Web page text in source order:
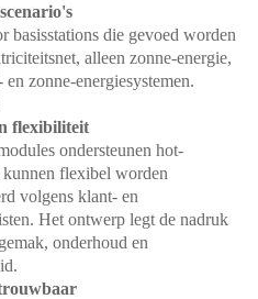
basisstations die gevoed worden
alleen zonne-energie,
en zonne-energiesystemen.
flexibiliteit
ondersteunen hot-
flexibel worden
volgens klant- en
Het ontwerp legt de nadruk
onderhoud en